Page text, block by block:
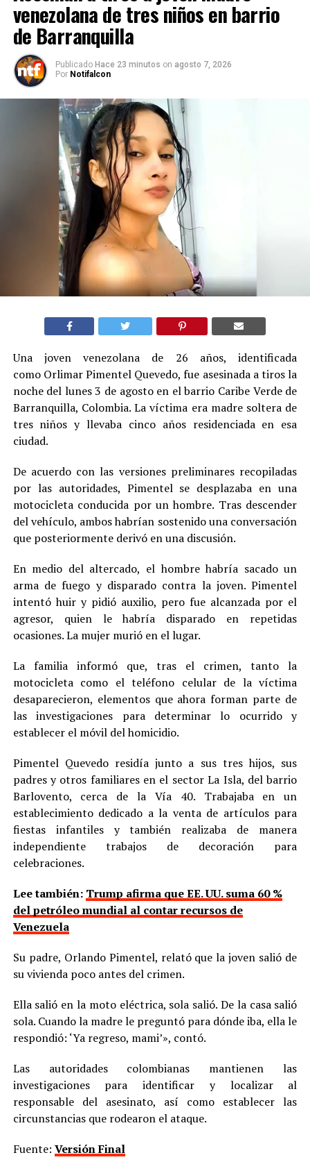
venezolana de tres niños en barrio
de Barranquilla
Publicado Hace 23 minutos on agosto 7, 2026
Por Notifalcon
Una joven venezolana de 26 años, identificada
como Orlimar Pimentel Quevedo, fue asesinada a tiros la
noche del lunes 3 de agosto en el barrio Caribe Verde de
Barranquilla, Colombia. La víctima era madre soltera de
tres niños y llevaba cinco años residenciada en esa
ciudad.
De acuerdo con las versiones preliminares recopiladas
por las autoridades, Pimentel se desplazaba en una
motocicleta conducida por un hombre. Tras descender
del vehículo, ambos habrían sostenido una conversación
que posteriormente derivó en una discusión.
En medio del altercado, el hombre habría sacado un
arma de fuego y disparado contra la joven. Pimentel
intentó huir y pidió auxilio, pero fue alcanzada por el
agresor, quien le habría disparado en repetidas
ocasiones. La mujer murió en el lugar.
La familia informó que, tras el crimen, tanto la
motocicleta como el teléfono celular de la víctima
desaparecieron, elementos que ahora forman parte de
las investigaciones para determinar lo ocurrido y
establecer el móvil del homicidio.
Pimentel Quevedo residía junto a sus tres hijos, sus
padres y otros familiares en el sector La Isla, del barrio
Barlovento, cerca de la Vía 40. Trabajaba en un
establecimiento dedicado a la venta de artículos para
fiestas infantiles y también realizaba de manera
independiente trabajos de decoración para
celebraciones.
Lee también: Trump afirma que EE. UU. suma 60 %
del petróleo mundial al contar recursos de
Venezuela
Su padre, Orlando Pimentel, relató que la joven salió de
su vivienda poco antes del crimen.
Ella salió en la moto eléctrica, sola salió. De la casa salió
sola. Cuando la madre le preguntó para dónde iba, ella le
respondió: ‘Ya regreso, mami’», contó.
Las autoridades colombianas mantienen las
investigaciones para identificar y localizar al
responsable del asesinato, así como establecer las
circunstancias que rodearon el ataque.
Fuente: Versión Final